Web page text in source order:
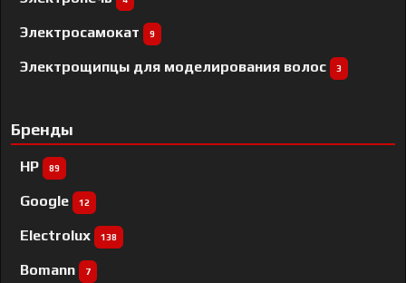
Электросамокат 9
Электрощипцы для моделирования волос 3
Бренды
HP 89
Google 12
Electrolux 138
Bomann 7